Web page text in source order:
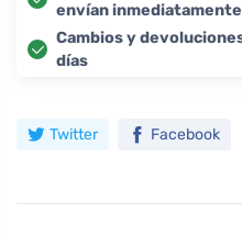
envían inmediatamente
Cambios y
días
Twitter Facebook